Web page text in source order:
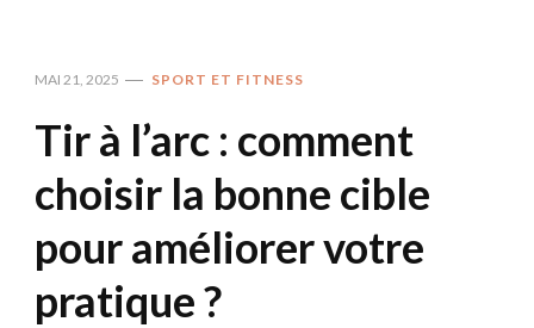
MAI 21, 2025 SPORT ET FITNESS
Tir à l’arc : comment
choisir la bonne cible
pour améliorer votre
pratique ?